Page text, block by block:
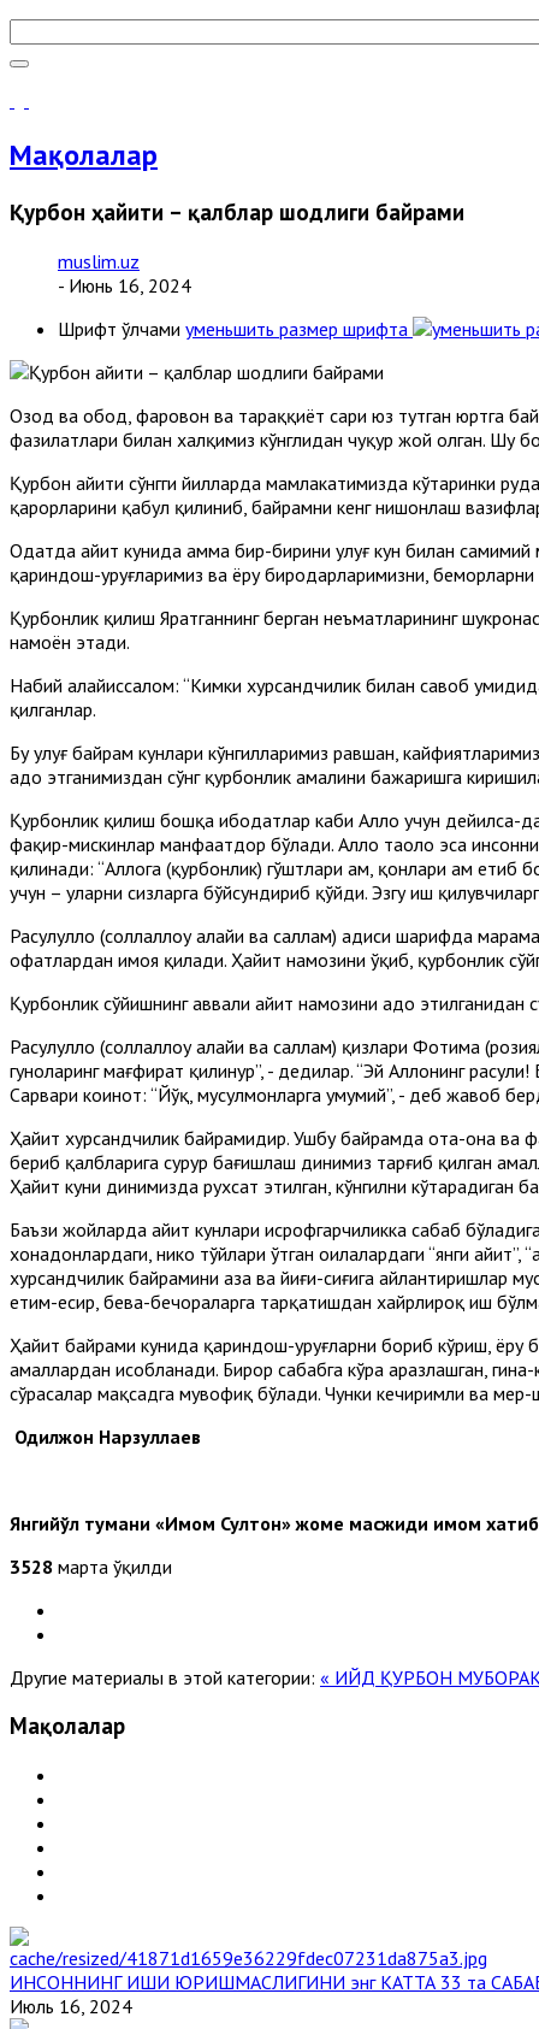
Мақолалар
Қурбон ҳайити – қалблар шодлиги байрами
muslim.uz
- Июнь 16, 2024
Шрифт ўлчами уменьшить размер шрифта
Озод ва обод, фаровон ва тараққиёт сари юз тутган юртга
фазилатлари билан халқимиз кўнглидан чуқур жой олган. Шу
Қурбон ҳайити сўнгги йилларда мамлакатимизда кўтаринки
қарорларини қабул қилиниб, байрамни кенг нишонлаш
Одатда ҳайит кунида ҳамма бир-бирини улуғ кун билан
қариндош-уруғларимиз ва ёру биродарларимизни, беморларни
Қурбонлик қилиш Яратганнинг берган неъматларининг
намоён этади.
Набий алайҳиссалом: “Кимки хурсандчилик билан савоб
қилганлар.
Бу улуғ байрам кунлари кўнгилларимиз равшан,
адо этганимиздан сўнг қурбонлик амалини бажаришга
Қурбонлик қилиш бошқа ибодатлар каби Аллоҳ учун дейилса-
фақир-мискинлар манфаатдор бўлади. Аллоҳ таоло эса
қилинади: “Аллоҳга (қурбонлик) гўштлари ҳам, қонлари ҳам
учун – уларни сизларга бўйсундириб қўйди. Эзгу иш
Расулуллоҳ (соллаллоҳу алайҳи ва саллам) ҳадиси шарифда
офатлардан ҳимоя қилади. Ҳайит намозини ўқиб, қурбонлик
Қурбонлик сўйишнинг аввали ҳайит намозини адо этилганидан
Расулуллоҳ (соллаллоҳу алайҳи ва саллам) қизлари Фотима
гуноҳларинг мағфират қилинур”, - дедилар. “Эй Аллоҳнинг
Сарвари коинот: “Йўқ, мусулмонларга умумий”, - деб жавоб
Ҳайит хурсандчилик байрамидир. Ушбу байрамда ота-она ва
бериб қалбларига сурур бағишлаш динимиз тарғиб қилган
Ҳайит куни динимизда рухсат этилган, кўнгилни
Баъзи жойларда ҳайит кунлари исрофгарчиликка сабаб
хонадонлардаги, никоҳ тўйлари ўтган оилалардаги “янги
хурсандчилик байрамини аза ва йиғи-сиғига айлантиришлар
етим-есир, бева-бечораларга тарқатишдан хайрлироқ иш
Ҳайит байрами кунида қариндош-уруғларни бориб кўриш, ёру
амаллардан ҳисобланади. Бирор сабабга кўра аразлашган,
сўрасалар мақсадга мувофиқ бўлади. Чунки кечиримли ва
Одилжон Нарзуллаев
Янгийўл тумани «Имом Султон» жоме масжиди имом
3528 марта ўқилди
Другие материалы в этой категории: « ИЙД ҚУРБОН
Мақолалар
ИНСОННИНГ ИШИ ЮРИШМАСЛИГИНИ энг КАТТА 33 та
Июль 16, 2024